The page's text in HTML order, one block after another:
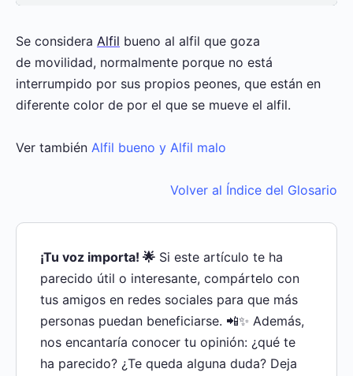
Se considera Alfil bueno al alfil que goza
de movilidad, normalmente porque no está
interrumpido por sus propios peones, que están en
diferente color de por el que se mueve el alfil.
Ver también Alfil bueno y Alfil malo
Volver al Índice del Glosario
¡Tu voz importa! 🌟 Si este artículo te ha
parecido útil o interesante, compártelo con
tus amigos en redes sociales para que más
personas puedan beneficiarse. 📲✨ Además,
nos encantaría conocer tu opinión: ¿qué te
ha parecido? ¿Te queda alguna duda? Deja